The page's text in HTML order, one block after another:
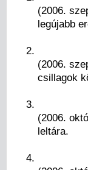
(2006.
legújabb
(2006.
csillagok
(2006.
leltára.